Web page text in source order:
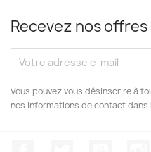
Recevez nos
Vous pouvez vous désinscrire à
nos informations de contact